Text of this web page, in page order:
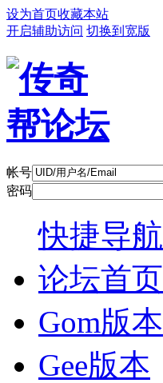
设为首页收藏本站
开启辅助访问 切换到宽版
帐号
密码
快捷导航
论坛首页
Gom版本
Gee版本